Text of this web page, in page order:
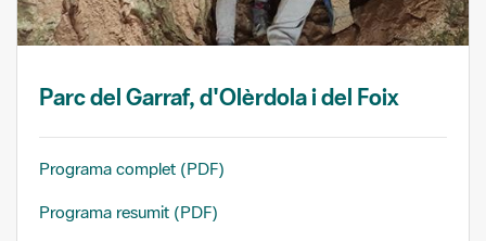
Parc del Garraf, d'Olèrdola i del Foix
Programa complet (PDF)
Programa resumit (PDF)